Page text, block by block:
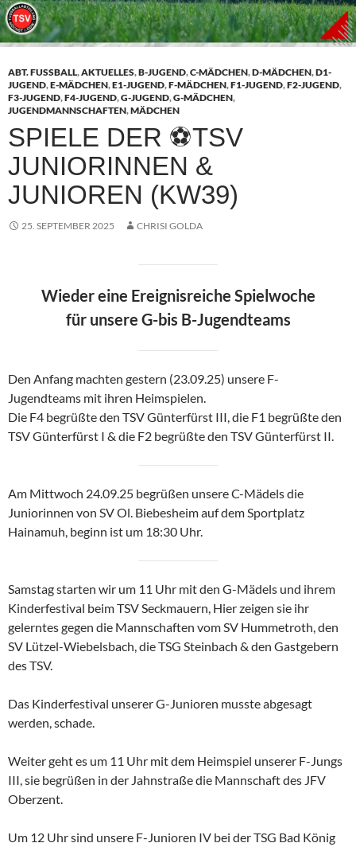
ABT. FUSSBALL ,AKTUELLES,B-JUGEND,C-MÄDCHEN,D-MÄDCHEN,D1-
JUGEND,E-MÄDCHEN,E1-JUGEND,F-MÄDCHEN,F1-JUGEND,F2-JUGEND,
F3-JUGEND,F4-JUGEND,G-JUGEND,G-MÄDCHEN,
JUGENDMANNSCHAFTEN,MÄDCHEN
SPIELE DER ⚽TSV
JUNIORINNEN &
JUNIOREN (KW39)
25. SEPTEMBER 2025 CHRISI GOLDA
Wieder eine Ereignisreiche Spielwoche
für unsere G-bis B-Jugendteams
Den Anfang machten gestern (23.09.25) unsere F-
Jugendteams mit ihren Heimspielen.
Die F4 begrüßte den TSV Günterfürst III, die F1 begrüßte den
TSV Günterfürst I & die F2 begrüßte den TSV Günterfürst II.
Am Mittwoch 24.09.25 begrüßen unsere C-Mädels die
Juniorinnen von SV Ol. Biebesheim auf dem Sportplatz
Hainamuh, beginn ist um 18:30 Uhr.
Samstag starten wir um 11 Uhr mit den G-Mädels und ihrem
Kinderfestival beim TSV Seckmauern, Hier zeigen sie ihr
gelerntes gegen die Mannschaften vom SV Hummetroth, den
SV Lützel-Wiebelsbach, die TSG Steinbach & den Gastgebern
des TSV.
Das Kinderfestival unserer G-Junioren musste abgesagt
werden, schade.
Weiter geht es um 11 Uhr mit dem Heimspiel unserer F-Jungs
III, sie begrüßen in der Jahnstraße die Mannschaft des JFV
Oberzent.
Um 12 Uhr sind unsere F-Junioren IV bei der TSG Bad König